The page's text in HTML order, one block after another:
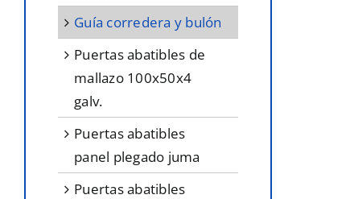
guía corredera y bulón
puertas abatibles de
mallazo 100x50x4
galv.
puertas abatibles
panel plegado juma
puertas abatibles